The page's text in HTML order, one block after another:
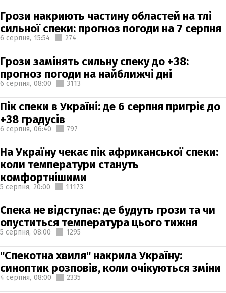
Грози накриють частину областей на тлі
сильної спеки: прогноз погоди на 7 серпня
6 серпня, 15:54 274
Грози замінять сильну спеку до +38:
прогноз погоди на найближчі дні
6 серпня, 08:00 3113
Пік спеки в Україні: де 6 серпня пригріє до
+38 градусів
6 серпня, 06:40 797
На Україну чекає пік африканської спеки:
коли температури стануть
комфортнішими
5 серпня, 20:00 11173
Спека не відступає: де будуть грози та чи
опуститься температура цього тижня
5 серпня, 08:00 1295
"Спекотна хвиля" накрила Україну:
синоптик розповів, коли очікуються зміни
4 серпня, 08:00 2335